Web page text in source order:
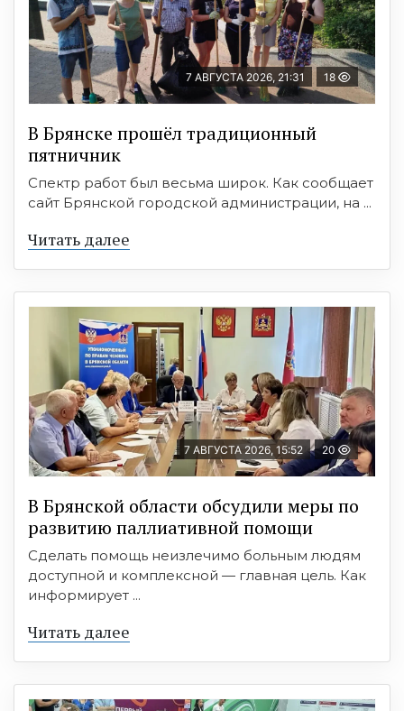
7 АВГУСТА 2026, 21:31 18
В Брянске прошёл традиционный
пятничник
Спектр работ был весьма широк. Как сообщает
сайт Брянской городской администрации, на ...
Читать далее
7 АВГУСТА 2026, 15:52 20
В Брянской области обсудили меры по
развитию паллиативной помощи
Сделать помощь неизлечимо больным людям
доступной и комплексной — главная цель. Как
информирует ...
Читать далее